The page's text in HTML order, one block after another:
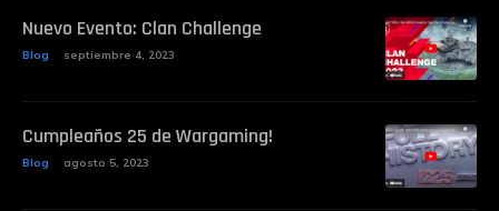
Nuevo Evento: Clan Challenge
Blog septiembre 4, 2023
Cumpleaños 25 de Wargaming!
Blog agosto 5, 2023